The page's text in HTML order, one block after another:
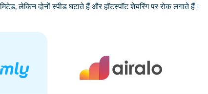
लेकिन दोनों स्पीड घटाते हैं और हॉटस्पॉट शेयरिंग पर रोक लगाते हैं।